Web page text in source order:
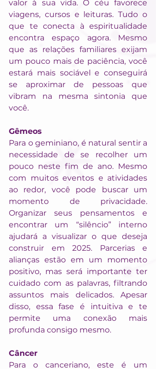
valor à sua vida. O céu favorece
viagens, cursos e leituras. Tudo o
que te conecta à espiritualidade
encontra espaço agora. Mesmo
que as relações familiares exijam
um pouco mais de paciência, você
estará mais sociável e conseguirá
se aproximar de pessoas que
vibram na mesma sintonia que
você.
Gêmeos
Para o geminiano, é natural sentir a
necessidade de se recolher um
pouco neste fim de ano. Mesmo
com muitos eventos e atividades
ao redor, você pode buscar um
momento de privacidade.
Organizar seus pensamentos e
encontrar um “silêncio” interno
ajudará a visualizar o que deseja
construir em 2025. Parcerias e
alianças estão em um momento
positivo, mas será importante ter
cuidado com as palavras, filtrando
assuntos mais delicados. Apesar
disso, essa fase é intuitiva e te
permite uma conexão mais
profunda consigo mesmo.
Câncer
Para o canceriano, este é um